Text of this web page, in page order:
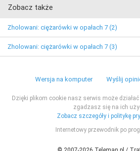
Zobacz także
Zholowani: ciężarówki w opałach 7 (2)
Zholowani: ciężarówki w opałach 7 (3)
Wersja na komputer Wyślij
Dzięki plikom cookie nasz serwis może
zgadzasz się na ich
Zobacz szczegóły i politykę
Internetowy przewodnik po